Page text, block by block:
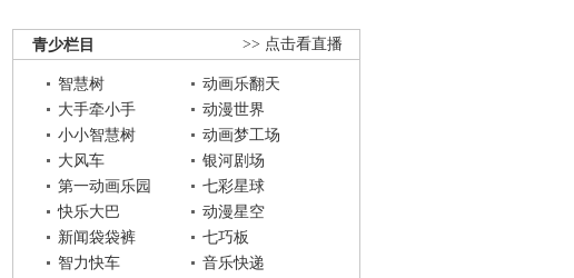
>> 点击看直播
青少栏目
智慧树
动画乐翻天
大手牵小手
动漫世界
小小智慧树
动画梦工场
大风车
银河剧场
第一动画乐园
七彩星球
快乐大巴
动漫星空
新闻袋袋裤
七巧板
智力快车
音乐快递